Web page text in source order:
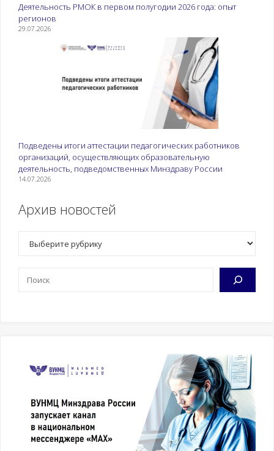
Деятельность РМОК в первом полугодии 2026 года: опыт
регионов
29.07.2026
Подведены итоги аттестации педагогических работников
организаций, осуществляющих образовательную
деятельность, подведомственных Минздраву России
14.07.2026
Архив новостей